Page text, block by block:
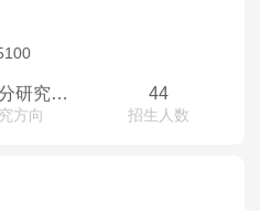
策
报名流程
简章
00不区分研究方向
方向
44
招生人数